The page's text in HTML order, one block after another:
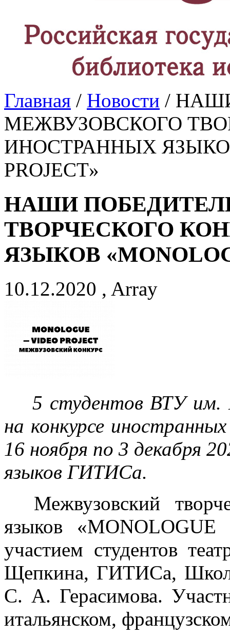
Главная / Новости /
МЕЖВУЗОВСКОГО
ИНОСТРАННЫХ ЯЗЫКОВ
PROJECT»
НАШИ
ТВОРЧЕСКОГО
ЯЗЫКОВ
10.12.2020 , Array
5 студентов ВТУ
на конкурсе
16 ноября по 3 декабря
языков ГИТИСа.
Межвузовский
языков
участием студентов
Щепкина, ГИТИСа,
С. А. Герасимова.
итальянском,